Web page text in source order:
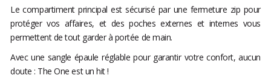
Le compartiment principal est sécurisé par une fermeture zip pour
protéger vos affaires, et des poches externes et internes vous
permettent de tout garder à portée de main.
Avec une sangle épaule réglable pour garantir votre confort, aucun
doute : The One est un hit !